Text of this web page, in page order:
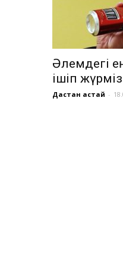
Әлемдегі
ішіп жүрміз
Дастан Қастай -